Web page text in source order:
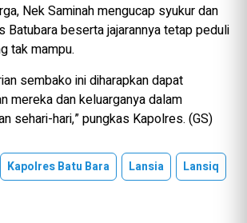
Nek Saminah mengucap syukur dan
Batubara beserta jajarannya tetap peduli
tak mampu.
sembako ini diharapkan dapat
mereka dan keluarganya dalam
sehari-hari,” pungkas Kapolres. (GS)
Kapolres Batu Bara Lansia
Lansiq